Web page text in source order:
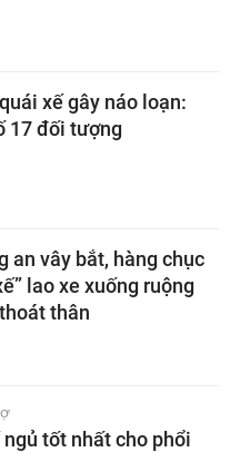
xế gây náo loạn:
17 đối tượng
an vây bắt, hàng chục
lao xe xuống ruộng
thân
tốt nhất cho phổi